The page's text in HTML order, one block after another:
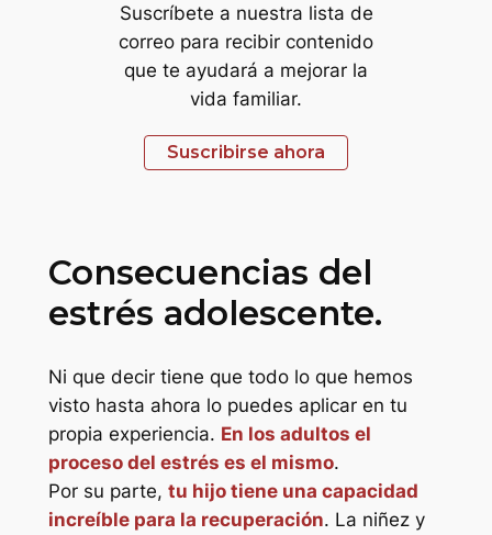
Suscríbete a nuestra lista de
correo para recibir contenido
que te ayudará a mejorar la
vida familiar.
Suscribirse ahora
Consecuencias del
estrés adolescente.
Ni que decir tiene que todo lo que hemos
visto hasta ahora lo puedes aplicar en tu
propia experiencia. En los adultos el
proceso del estrés es el mismo.
Por su parte, tu hijo tiene una capacidad
increíble para la recuperación. La niñez y